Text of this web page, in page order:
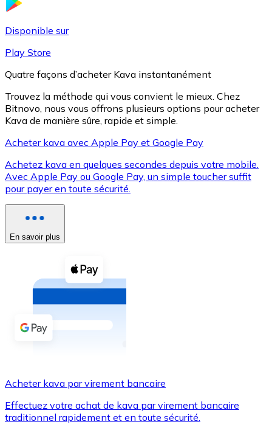
XRP
XRP
Voir toutes
Coupons crypto
Achetez des cryptomonnaies en espèces et d'autres
Acheter avec espèces
Virement SEPA
Utilisez les cartes Visa et Mastercard pour acheter
Disponible sur
Play Store
Quatre façons d’acheter Kava instantanément
Trouvez la méthode qui vous convient le mieux. Chez
Bitnovo, nous vous offrons plusieurs options pour acheter
Kava de manière sûre, rapide et simple.
Acheter kava avec Apple Pay et Google Pay
Achetez kava en quelques secondes depuis votre mobile.
Avec Apple Pay ou Google Pay, un simple toucher suffit
pour payer en toute sécurité.
En savoir plus
Acheter kava par virement bancaire
Effectuez votre achat de kava par virement bancaire
traditionnel rapidement et en toute sécurité.